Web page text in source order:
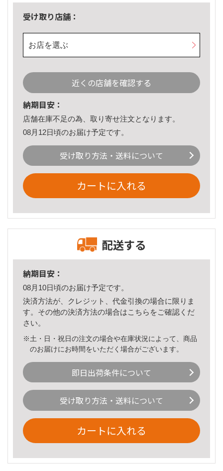
受け取り店舗：
お店を選ぶ
近くの店舗を確認する
納期目安：
店舗在庫不足の為、取り寄せ注文となります。
08月12日頃のお届け予定です。
受け取り方法・送料について
カートに入れる
配送する
納期目安：
08月10日頃のお届け予定です。
決済方法が、クレジット、代金引換の場合に限りま
す。その他の決済方法の場合はこちら をご確認くだ
さい。
※土・日・祝日の注文の場合や在庫状況によって、商品
のお届けにお時間をいただく場合がございます。
即日出荷条件について
受け取り方法・送料について
カートに入れる